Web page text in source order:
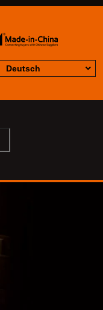
Deutsch